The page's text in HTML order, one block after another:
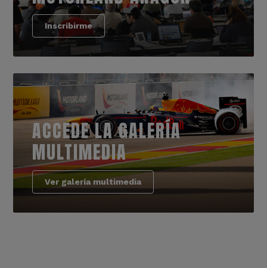
Inscribirme
ACCEDE LA GALERÍA
MULTIMEDIA
Ver galería multimedia